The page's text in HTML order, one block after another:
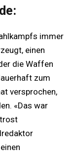
immer
einen
die Waffen
zum
versprochen,
«Das war